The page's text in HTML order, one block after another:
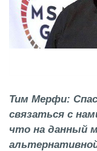
Тим Мерфи:
связаться с
что на данный